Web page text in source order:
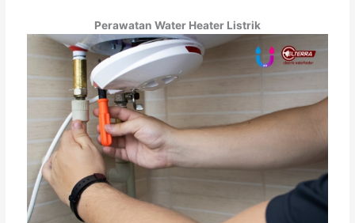
Perawatan Water Heater Listrik